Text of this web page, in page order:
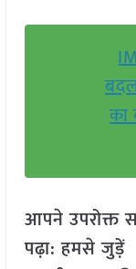
का
आपने उपरोक्त
पढ़ा: हमसे जुड़ें